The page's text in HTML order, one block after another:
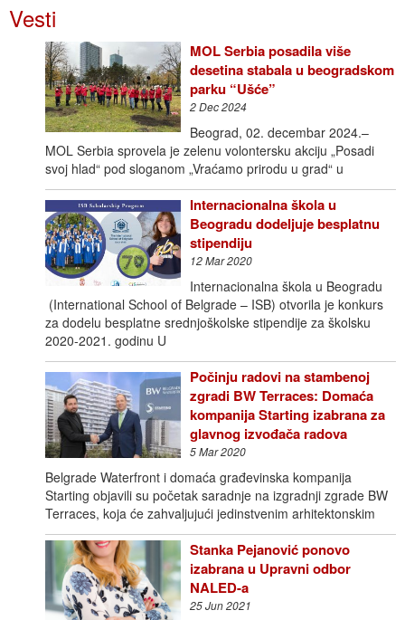
Vesti
MOL Serbia posadila više
desetina stabala u beogradskom
parku “Ušće”
2 Dec 2024
Beograd, 02. decembar 2024.–
MOL Serbia sprovela je zelenu volontersku akciju „Posadi
svoj hlad“ pod sloganom „Vraćamo prirodu u grad“ u
Internacionalna škola u
Beogradu dodeljuje besplatnu
stipendiju
12 Mar 2020
Internacionalna škola u Beogradu
(International School of Belgrade – ISB) otvorila je konkurs
za dodelu besplatne srednjoškolske stipendije za školsku
2020-2021. godinu U
Počinju radovi na stambenoj
zgradi BW Terraces: Domaća
kompanija Starting izabrana za
glavnog izvođača radova
5 Mar 2020
Belgrade Waterfront i domaća građevinska kompanija
Starting objavili su početak saradnje na izgradnji zgrade BW
Terraces, koja će zahvaljujući jedinstvenim arhitektonskim
Stanka Pejanović ponovo
izabrana u Upravni odbor
NALED-a
25 Jun 2021